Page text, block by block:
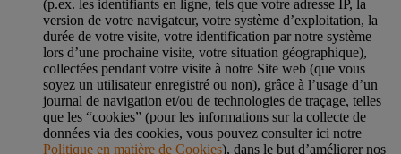
(p.ex. les identifiants en ligne, tels que votre adresse IP, la
version de votre navigateur, votre système d’exploitation, la
durée de votre visite, votre identification par notre système
lors d’une prochaine visite, votre situation géographique),
collectées pendant votre visite à notre Site web (que vous
soyez un utilisateur enregistré ou non), grâce à l’usage d’un
journal de navigation et/ou de technologies de traçage, telles
que les “cookies” (pour les informations sur la collecte de
données via des cookies, vous pouvez consulter ici notre
Politique en matière de Cookies), dans le but d’améliorer nos